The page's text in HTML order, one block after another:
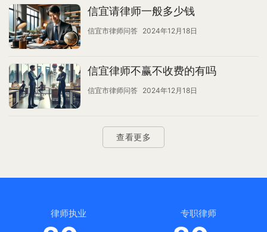
信宜请律师一般多少钱
信宜市律师问答 2024年12月18日
信宜律师不赢不收费的有吗
信宜市律师问答 2024年12月18日
查看更多
律师执业 专职律师